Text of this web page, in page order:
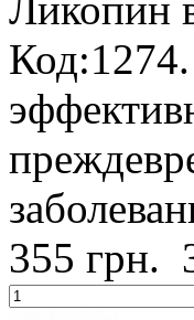
Код:1274.
355 грн.